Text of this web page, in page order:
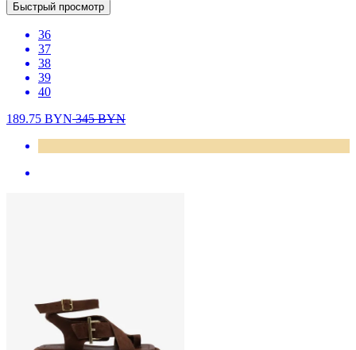
Быстрый просмотр
36
37
38
39
40
189.75 BYN345BYN